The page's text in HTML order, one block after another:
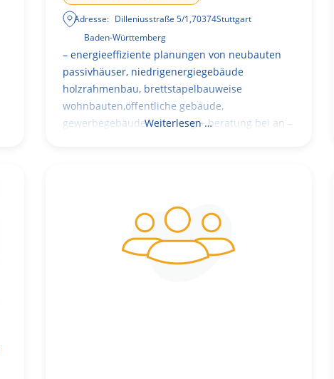
Adresse: Dilleniusstraße 5/1,70374Stuttgart
Baden-Württemberg
– energieeffiziente planungen von neubauten
passivhäuser, niedrigenergiegebäude
holzrahmenbau, brettstapelbauweise
wohnbauten,öffentliche gebäude,
gewerbegebäude – planung + beratung bei an –
Weiterlesen …